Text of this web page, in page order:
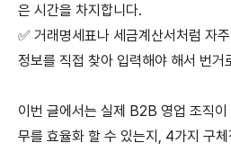
은 시간을 차지합니다.
✅ 거래명세표나 세금계산서처럼 자
정보를 직접 찾아 입력해야 해서 번거
이번 글에서는 실제 B2B 영업 조직
무를 효율화 할 수 있는지, 4가지 구